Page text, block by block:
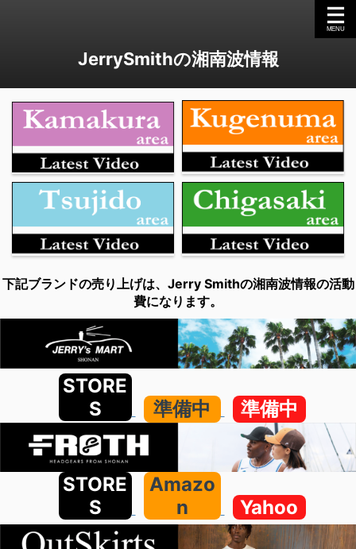
JerrySmithの湘南波情報
下記ブランドの売り上げは、Jerry Smithの湘南波情報の活動
費になります。
STORE
S
準備中 準備中
STORE
S
Amazo
n
Yahoo